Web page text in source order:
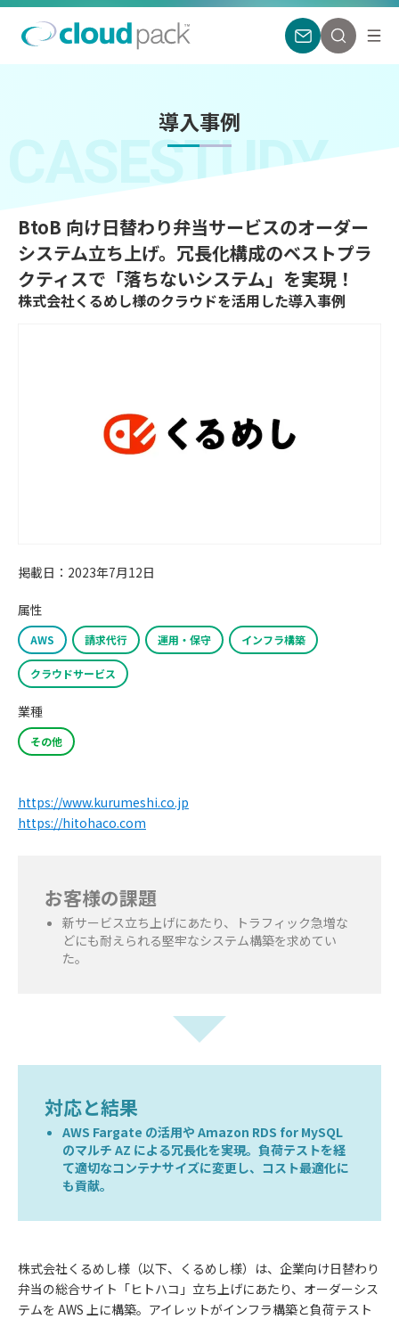
導入事例
CASESTUDY
BtoB 向け日替わり弁当サービスのオーダー
システム立ち上げ。冗長化構成のベストプラ
クティスで「落ちないシステム」を実現！
株式会社くるめし様のクラウドを活用した導入事例
掲載日：2023年7月12日
属性
AWS 請求代行 運用・保守 インフラ構築
クラウドサービス
業種
その他
https://www.kurumeshi.co.jp
https://hitohaco.com
お客様の課題
新サービス立ち上げにあたり、トラフィック急増な
どにも耐えられる堅牢なシステム構築を求めてい
た。
対応と結果
AWS Fargate の活用や Amazon RDS for MySQL
のマルチ AZ による冗長化を実現。負荷テストを経
て適切なコンテナサイズに変更し、コスト最適化に
も貢献。
株式会社くるめし様（以下、くるめし様）は、企業向け日替わり
弁当の総合サイト「ヒトハコ」立ち上げにあたり、オーダーシス
テムを AWS 上に構築。アイレットがインフラ構築と負荷テスト